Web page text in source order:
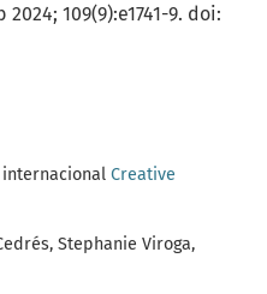
109(9):e1741-9. doi:
Creative
Stephanie Viroga,